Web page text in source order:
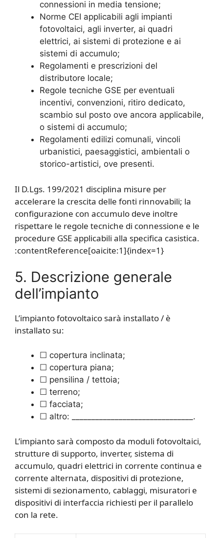
connessioni in media tensione;
Norme CEI applicabili agli impianti
fotovoltaici, agli inverter, ai quadri
elettrici, ai sistemi di protezione e ai
sistemi di accumulo;
Regolamenti e prescrizioni del
distributore locale;
Regole tecniche GSE per eventuali
incentivi, convenzioni, ritiro dedicato,
scambio sul posto ove ancora applicabile,
o sistemi di accumulo;
Regolamenti edilizi comunali, vincoli
urbanistici, paesaggistici, ambientali o
storico-artistici, ove presenti.
Il D.Lgs. 199/2021 disciplina misure per
accelerare la crescita delle fonti rinnovabili; la
configurazione con accumulo deve inoltre
rispettare le regole tecniche di connessione e le
procedure GSE applicabili alla specifica casistica.
:contentReference[oaicite:1]{index=1}
5. Descrizione generale
dell’impianto
L’impianto fotovoltaico sarà installato / è
installato su:
☐ copertura inclinata;
☐ copertura piana;
☐ pensilina / tettoia;
☐ terreno;
☐ facciata;
☐ altro: _______________________________.
L’impianto sarà composto da moduli fotovoltaici,
strutture di supporto, inverter, sistema di
accumulo, quadri elettrici in corrente continua e
corrente alternata, dispositivi di protezione,
sistemi di sezionamento, cablaggi, misuratori e
dispositivi di interfaccia richiesti per il parallelo
con la rete.